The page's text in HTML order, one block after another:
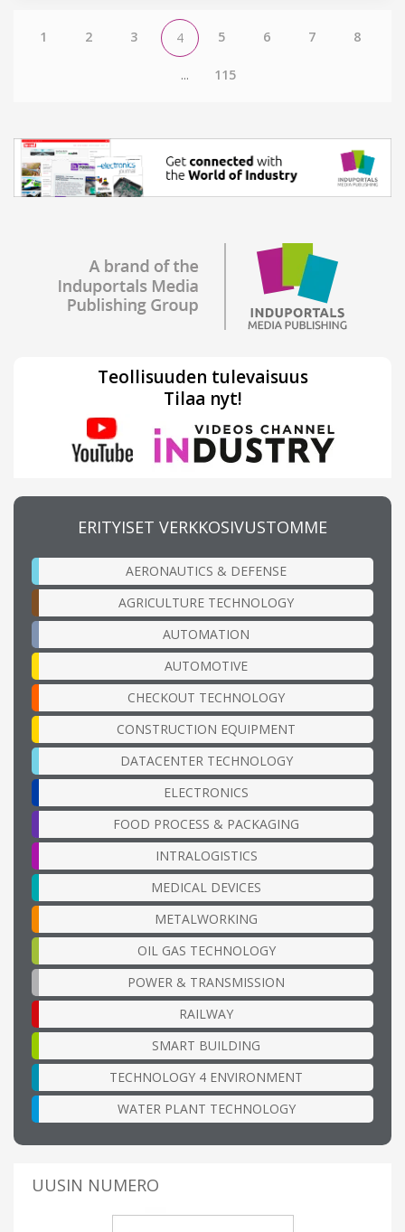
1 2 3 4 5 6 7 8
... 115
Teollisuuden tulevaisuus
Tilaa nyt!
ERITYISET VERKKOSIVUSTOMME
AERONAUTICS & DEFENSE
AGRICULTURE TECHNOLOGY
AUTOMATION
AUTOMOTIVE
CHECKOUT TECHNOLOGY
CONSTRUCTION EQUIPMENT
DATACENTER TECHNOLOGY
ELECTRONICS
FOOD PROCESS & PACKAGING
INTRALOGISTICS
MEDICAL DEVICES
METALWORKING
OIL GAS TECHNOLOGY
POWER & TRANSMISSION
RAILWAY
SMART BUILDING
TECHNOLOGY 4 ENVIRONMENT
WATER PLANT TECHNOLOGY
UUSIN NUMERO